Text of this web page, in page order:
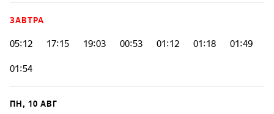
ЗАВТРА
05:12 17:15 19:03 00:53 01:12 01:18 01:49
01:54
ПН, 10 АВГ